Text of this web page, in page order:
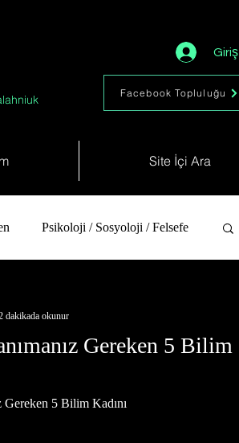
Giriş
Facebook Topluluğu
Site İçi Ara
Psikoloji / Sosyoloji / Felsefe
Bugün
Gereken 5 Bilim
Gereken 5 Bilim Kadını
dakikada okunur